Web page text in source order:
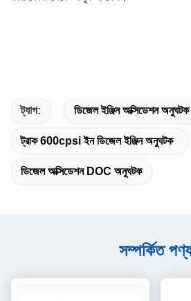
ট্যাগ: ডিজেল ইঞ্জিন অক্সিডেশন অনুঘটক
ট্রাক 600cpsi ইন ডিজেল ইঞ্জিন অনুঘটক
ডিজেল অক্সিডেশন DOC অনুঘটক
সম্পর্কিত পণ্য